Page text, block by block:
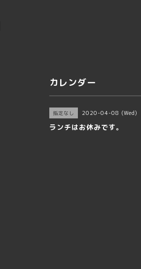
カレンダー
指定なし 2020-04-08 (Wed)
ランチはお休みです。